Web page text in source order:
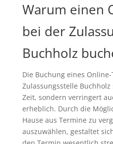
Warum einen
bei der
Buchholz
Die Buchung eines
Zulassungsstelle
Zeit, sondern verringert
erheblich. Durch die
Hause aus Termine zu
auszuwählen, gestaltet